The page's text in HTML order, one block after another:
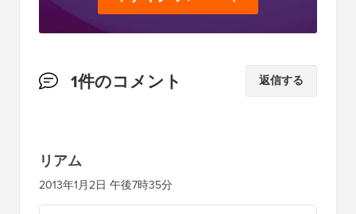
読
の
イ
ン
1件のコメント 返信する
リアム
2013年1月2日 午後7時35分